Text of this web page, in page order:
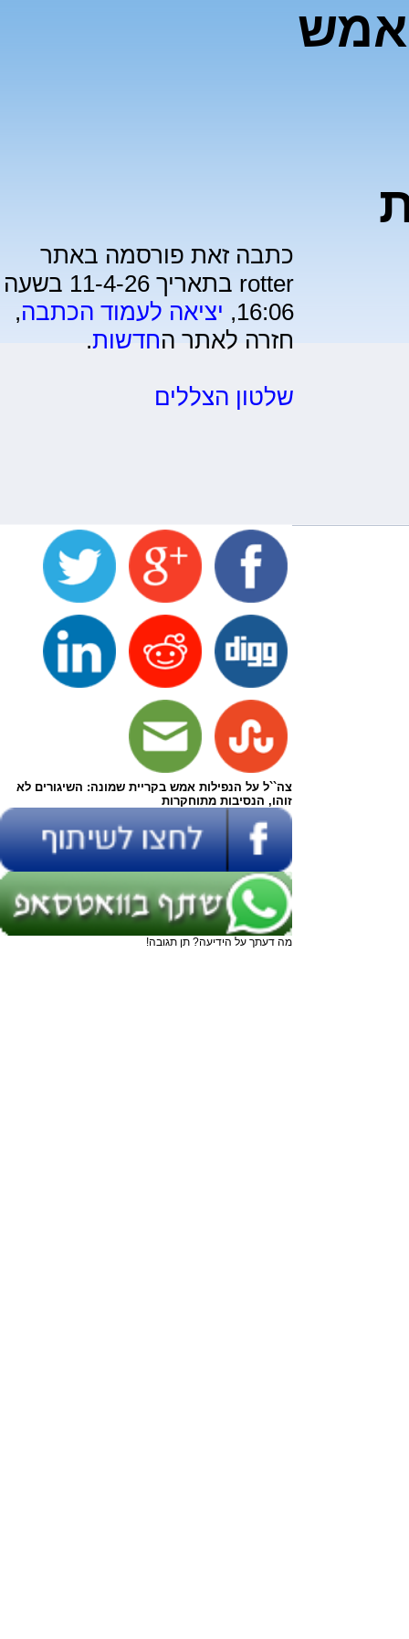
אמש
כתבה זאת פורסמה באתר
rotter בתאריך 11-4-26 בשעה
16:06, יציאה לעמוד הכתבה,
חזרה לאתר החדשות.
שלטון הצללים
צה``ל על הנפילות אמש בקריית שמונה: השיגורים לא
זוהו, הנסיבות מתוחקרות
מה דעתך על הידיעה? תן תגובה!